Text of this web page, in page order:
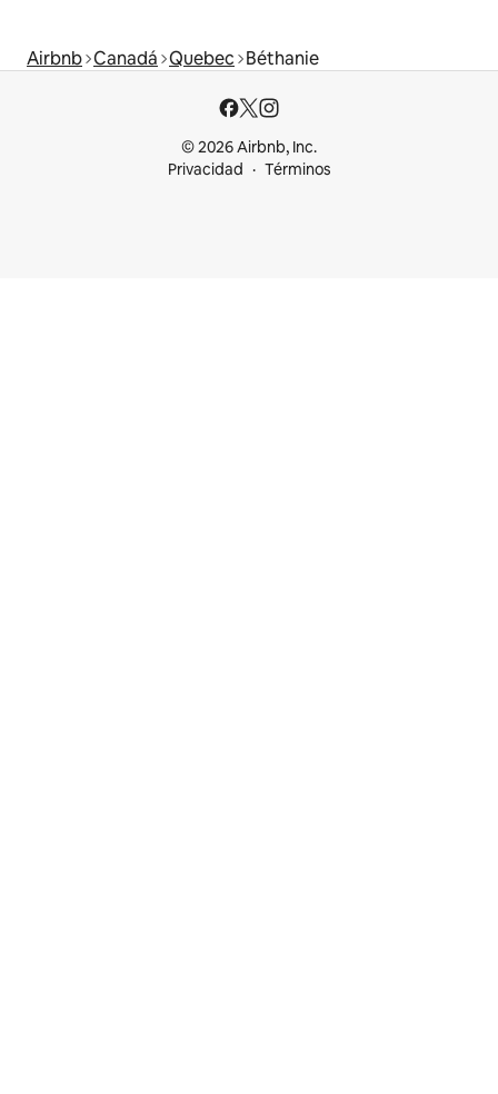
Airbnb Canadá Quebec Béthanie
© 2026 Airbnb, Inc.
Privacidad
Términos